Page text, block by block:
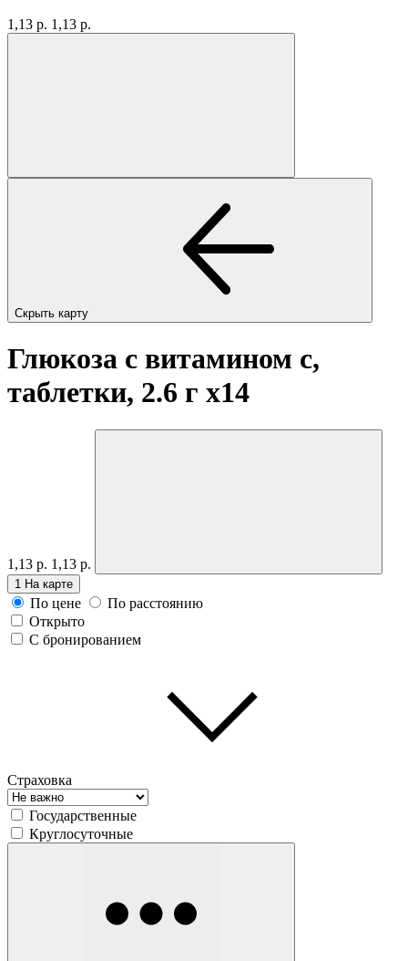
1,13 р. 1,13 р.
Скрыть карту
Глюкоза с витамином c,
таблетки, 2.6 г x14
1,13 р. 1,13 р.
1 На карте
По цене
По расстоянию
Открыто
С бронированием
Страховка
Государственные
Круглосуточные